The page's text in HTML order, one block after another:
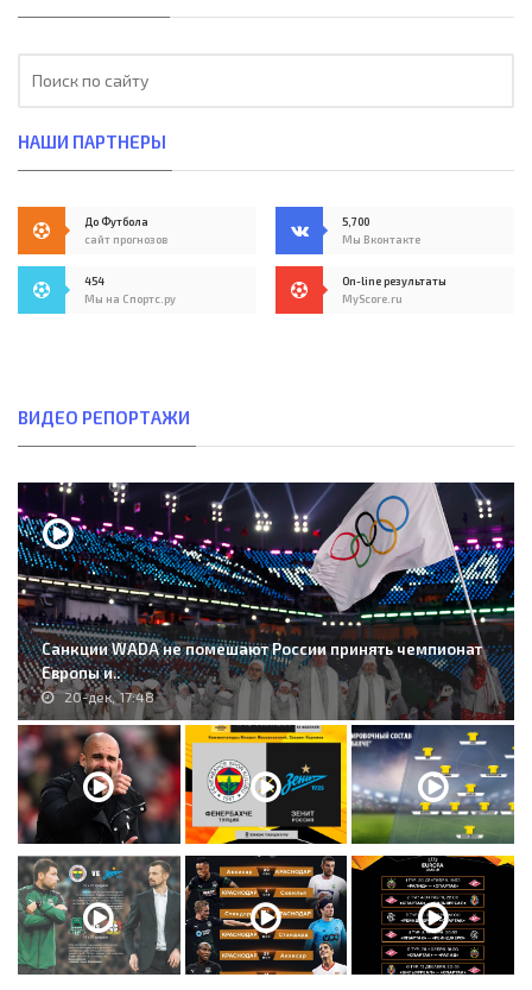
НАШИ ПАРТНЕРЫ
До Футбола
сайт прогнозов
5,700
Мы Вконтакте
454
Мы на Спортс.ру
On-line результаты
MyScore.ru
ВИДЕО РЕПОРТАЖИ
Санкции WADA не помешают России принять чемпионат
Европы и..
20-дек, 17:48